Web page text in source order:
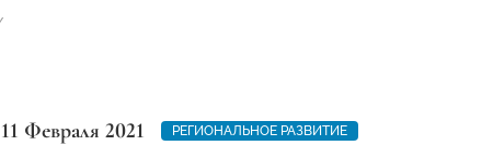
11 Февраля 2021
РЕГИОНАЛЬНОЕ РАЗВИТИЕ